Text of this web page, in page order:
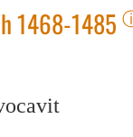
1468-1485